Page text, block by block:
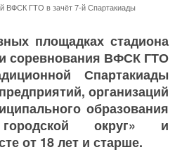
ВФСК ГТО в зачёт 7-й Спартакиады
площадках стадиона
соревнования ВФСК ГТО
Спартакиады
организаций
образования
городской округ» и
от 18 лет и старше.